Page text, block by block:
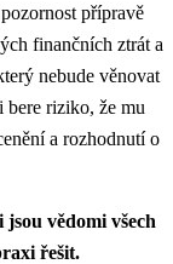
přípravě
finančních ztrát a
nebude věnovat
bere riziko, že mu
a rozhodnutí o
vědomi všech
řešit.